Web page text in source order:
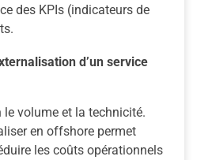
des KPIs (indicateurs de
d’un service
le volume et la technicité.
en offshore permet
les coûts opérationnels